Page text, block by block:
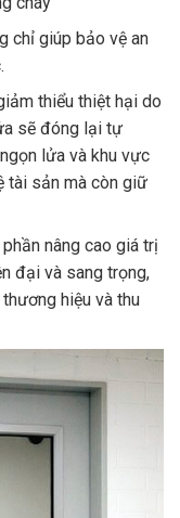
chỉ giúp bảo vệ an
thiểu thiệt hại do
sẽ đóng lại tự
lửa và khu vực
tài sản mà còn giữ
nâng cao giá trị
đại và sang trọng,
hiệu và thu